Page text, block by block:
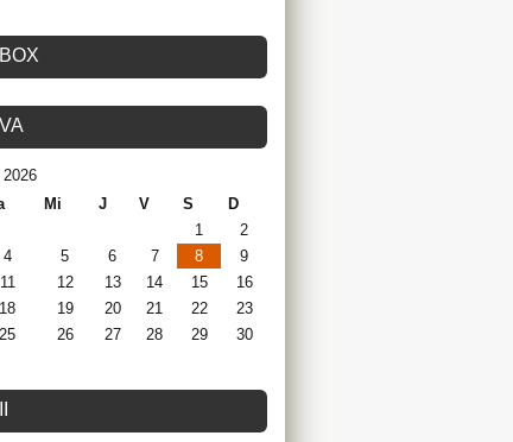
Mi J V S
D
1
2
4 5 6 7 8
9
11 12 13 14 15
16
18 19 20 21 22
23
25 26 27 28 29
30